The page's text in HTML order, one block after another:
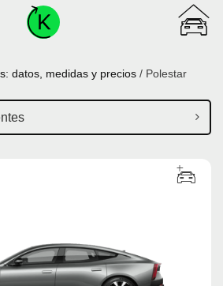
datos, medidas y precios / Polestar